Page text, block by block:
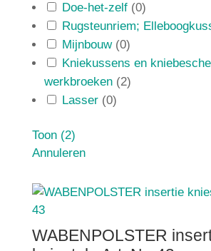
Doe-het-zelf (0)
Rugsteunriem;
Mijnbouw (0)
Kniekussens en
werkbroeken (2)
Lasser (0)
Toon (2)
Annuleren
WABENPOLSTER